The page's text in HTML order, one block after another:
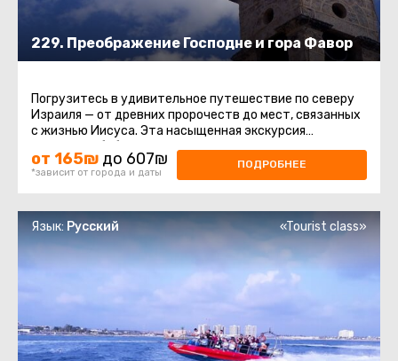
229. Преображение Господне и гора Фавор
Погрузитесь в удивительное путешествие по северу
Израиля — от древних пророчеств до мест, связанных
с жизнью Иисуса. Эта насыщенная экскурсия
соединяет библейскую ...
от 165₪ до 607₪
*зависит от города и даты
ПОДРОБНЕЕ
Язык:Русский «Tourist class»